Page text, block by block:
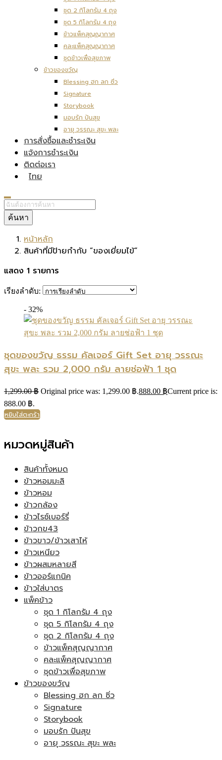
ชุด 2 กิโลกรัม 4 ถุง
ชุด 5 กิโลกรัม 4 ถุง
ข้าวแพ็คสุญญากาศ
คละแพ็คสุญญากาศ
ชุดข้าวเพื่อสุขภาพ
ข้าวของขวัญ
Blessing ฮก ลก ซิ่ว
Signature
Storybook
มอบรัก ปันสุข
อายุ วรรณะ สุขะ พละ
การสั่งซื้อและชำระเงิน
แจ้งการชำระเงิน
ติดต่อเรา
ไทย
ค้นหา
หน้าหลัก
สินค้าที่มีป้ายกำกับ “ของเยี่ยมไข้”
แสดง 1 รายการ
เรียงลำดับ:
- 32%
ชุดของขวัญ ธรรม คัลเจอร์ Gift Set อายุ วรรณะ
สุขะ พละ รวม 2,000 กรัม ลายช่อฟ้า 1 ชุด
1,299.00฿ Original price was: 1,299.00 ฿.888.00 ฿Current price is:
888.00 ฿.
หยิบใส่ตะกร้า
หมวดหมู่สินค้า
สินค้าทั้งหมด
ข้าวหอมมะลิ
ข้าวหอม
ข้าวกล้อง
ข้าวไรซ์เบอร์รี่
ข้าวกข43
ข้าวขาว/ข้าวเสาไห้
ข้าวเหนียว
ข้าวผสมหลายสี
ข้าวออร์แกนิค
ข้าวใส่บาตร
แพ็คข้าว
ชุด 1 กิโลกรัม 4 ถุง
ชุด 5 กิโลกรัม 4 ถุง
ชุด 2 กิโลกรัม 4 ถุง
ข้าวแพ็คสุญญากาศ
คละแพ็คสุญญากาศ
ชุดข้าวเพื่อสุขภาพ
ข้าวของขวัญ
Blessing ฮก ลก ซิ่ว
Signature
Storybook
มอบรัก ปันสุข
อายุ วรรณะ สุขะ พละ